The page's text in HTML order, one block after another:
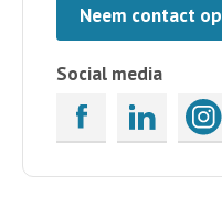
Neem contact op
Social media